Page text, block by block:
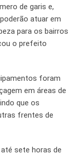
de garis e,
atuar em
para os bairros
o prefeito
foram
em áreas de
que os
frentes de
sete horas de